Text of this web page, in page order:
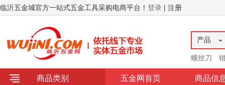
临沂五金城官方一站式五金工具采购电商平台！ 登录 | 注册
产品
螺丝刀
商品类别 五金网首页 商品信